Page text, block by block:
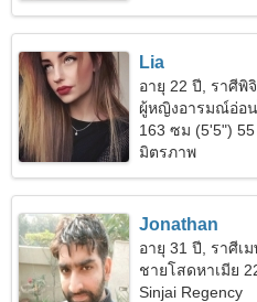
Lia
อายุ 22 ปี, ราศีพิ
ผู้หญิงอารมณ์อ่อ
163 ซม (5'5")
มิตรภาพ
Jonathan
อายุ 31 ปี, ราศีเ
ชายโสดหาเมีย
Sinjai Regency